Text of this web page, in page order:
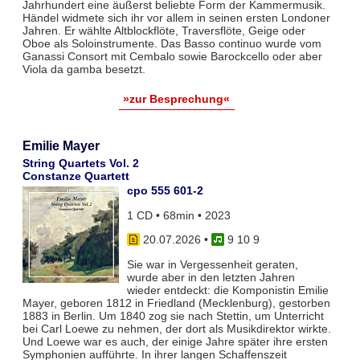
Jahrhundert eine äußerst beliebte Form der Kammermusik.
Händel widmete sich ihr vor allem in seinen ersten Londoner
Jahren. Er wählte Altblockflöte, Traversflöte, Geige oder
Oboe als Soloinstrumente. Das Basso continuo wurde vom
Ganassi Consort mit Cembalo sowie Barockcello oder aber
Viola da gamba besetzt.
»zur Besprechung«
Emilie Mayer
String Quartets Vol. 2
Constanze Quartett
cpo 555 601-2
1 CD • 68min • 2023
20.07.2026 •
9 10 9
Sie war in Vergessenheit geraten,
wurde aber in den letzten Jahren
wieder entdeckt: die Komponistin Emilie
Mayer, geboren 1812 in Friedland (Mecklenburg), gestorben
1883 in Berlin. Um 1840 zog sie nach Stettin, um Unterricht
bei Carl Loewe zu nehmen, der dort als Musikdirektor wirkte.
Und Loewe war es auch, der einige Jahre später ihre ersten
Symphonien aufführte. In ihrer langen Schaffenszeit